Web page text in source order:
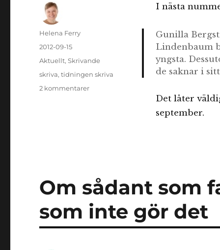
I nästa
Gunilla
Lindenbaum
yngsta.
de saknar i
Det låter
september.
Författare
Helena Ferry
Publicerat
den
2012-09-15
Kategorier
Aktuellt,Skrivande
Etiketter
skriva,tidningen skriva
2 kommentarertill
Om sådant som
som inte gör det